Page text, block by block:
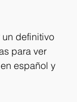
definitivo
para ver
español y